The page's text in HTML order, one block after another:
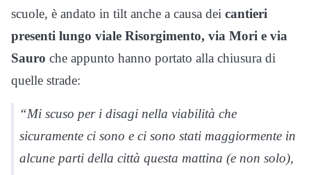
scuole, è andato in tilt anche a causa dei cantieri
presenti lungo viale Risorgimento, via Mori e via
Sauro che appunto hanno portato alla chiusura di
quelle strade:
“Mi scuso per i disagi nella viabilità che
sicuramente ci sono e ci sono stati maggiormente in
alcune parti della città questa mattina (e non solo),